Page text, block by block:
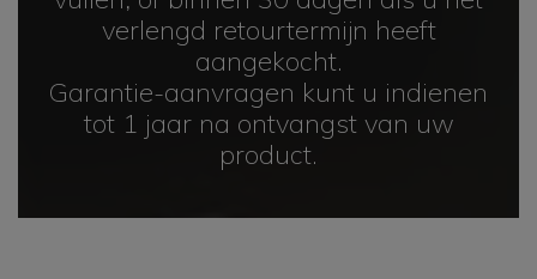
verlengd retourtermijn heeft
aangekocht.
Garantie-aanvragen kunt u indienen
tot 1 jaar na ontvangst van uw
product.